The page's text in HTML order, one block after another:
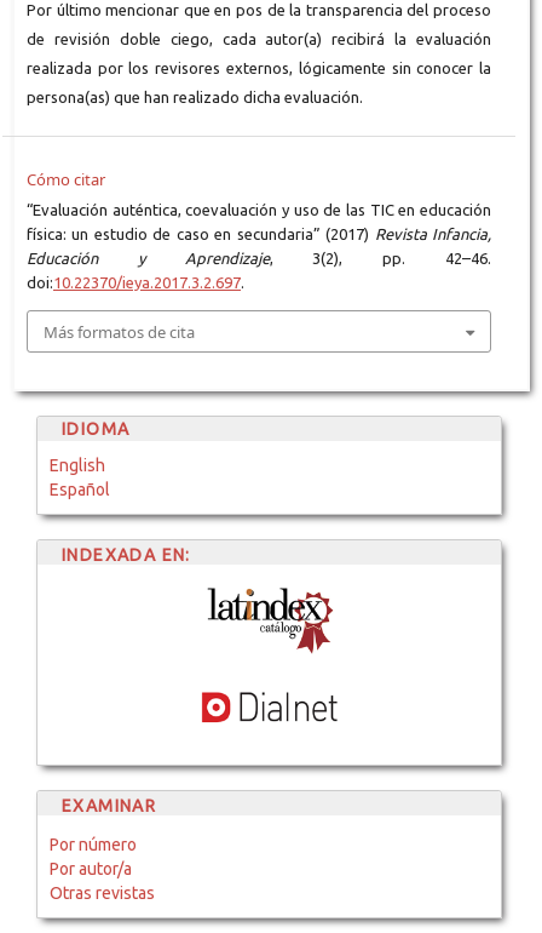
Por último mencionar que en pos de la transparencia del proceso
de revisión doble ciego, cada autor(a) recibirá la evaluación
realizada por los revisores externos, lógicamente sin conocer la
persona(as) que han realizado dicha evaluación.
Cómo citar
“Evaluación auténtica, coevaluación y uso de las TIC en educación
física: un estudio de caso en secundaria” (2017) Revista Infancia,
Educación y Aprendizaje, 3(2), pp. 42–46.
doi:10.22370/ieya.2017.3.2.697.
Más formatos de cita
IDIOMA
English
Español
INDEXADA EN:
EXAMINAR
Por número
Por autor/a
Otras revistas